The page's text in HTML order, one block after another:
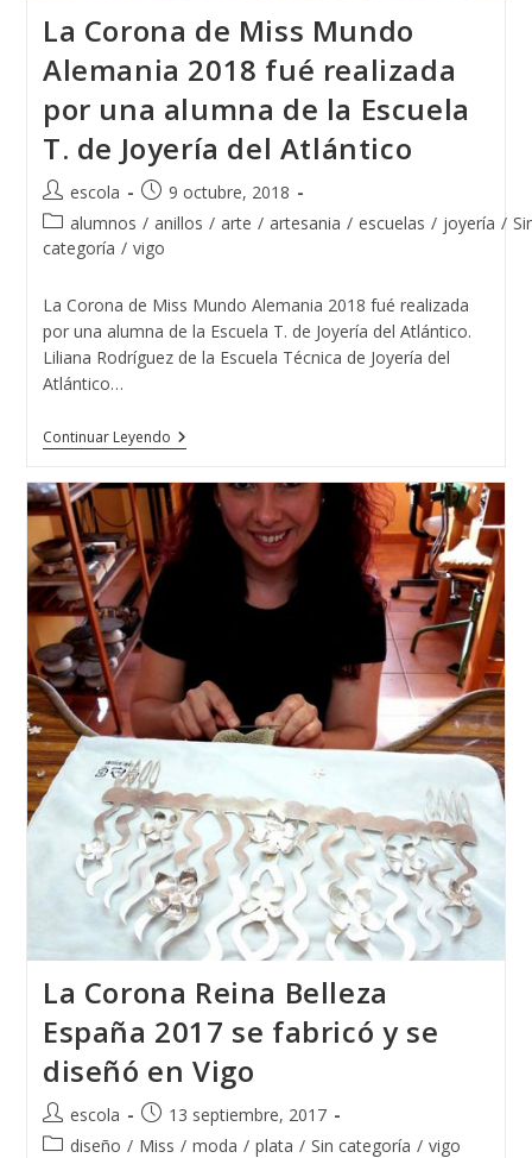
La Corona de Miss Mundo
Alemania 2018 fué realizada
por una alumna de la Escuela
T. de Joyería del Atlántico
Autor
de
la
entrada:
escola
Publicación
de
la
entrada:
9 octubre, 2018
Categoría
de
entrada:
alumnos / anillos / arte / artesania / escuelas / joyería /
categoría / vigo
La Corona de Miss Mundo Alemania 2018 fué realizada
por una alumna de la Escuela T. de Joyería del Atlántico.
Liliana Rodríguez de la Escuela Técnica de Joyería del
Atlántico…
Continuar LeyendoLa
Corona
Miss
Mundo
Alemania
2018
Fué
De
La
Escuela
T.
De
Atlántico
La Corona Reina Belleza
España 2017 se fabricó y se
diseñó en Vigo
Autor
de
escola
Publicación
de
13 septiembre, 2017
Categoría
diseño / Miss / moda / plata / Sin categoría / vigo